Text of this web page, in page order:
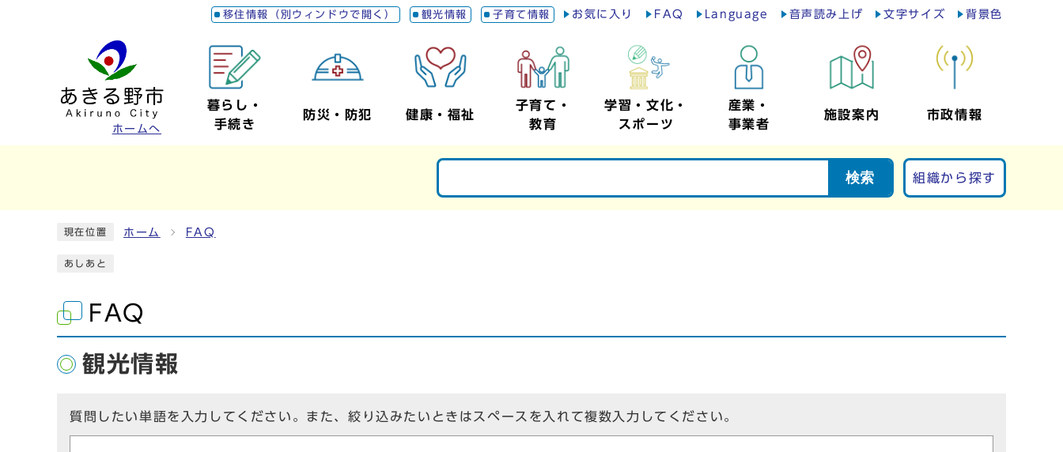
移住情報（別ウィンドウで開く） 観光情報 子育て情報 お気に入り FAQ Language 音声読み上げ 文字サイズ 背景色
ホームへ
暮らし・
手続き
防災・防犯 健康・福祉
子育て・
教育
学習・文化・
スポーツ
産業・
事業者
施設案内 市政情報
検索 組織から探す
現在位置 ホーム FAQ
あしあと
FAQ
観光情報
質問したい単語を入力してください。また、絞り込みたいときはスペースを入れて複数入力してください。